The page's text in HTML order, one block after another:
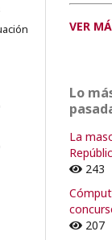
VER
Lo
La
243
207